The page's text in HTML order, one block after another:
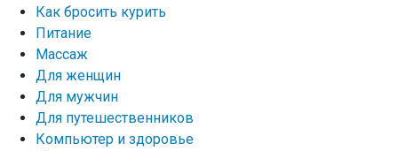
Как бросить курить
Питание
Массаж
Для женщин
Для мужчин
Для путешественников
Компьютер и здоровье